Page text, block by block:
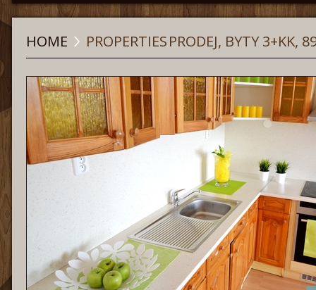
HOME PROPERTIESPRODEJ, BYTY 3+KK,